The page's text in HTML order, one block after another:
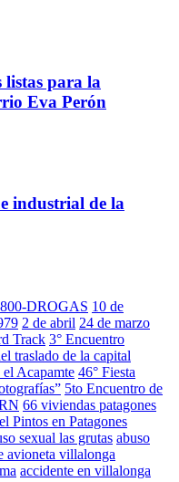
listas para la
Eva Perón
industrial de la
DROGAS 10 de
2 de abril 24 de marzo
Track 3° Encuentro
traslado de la capital
Acapamte 46° Fiesta
5to Encuentro de
66 viviendas patagones
Pintos en Patagones
sexual las grutas abuso
avioneta villalonga
accidente en villalonga